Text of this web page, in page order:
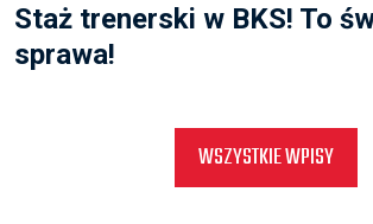
Staż trenerski w BKS! To
sprawa!
WSZYSTKIE WPISY